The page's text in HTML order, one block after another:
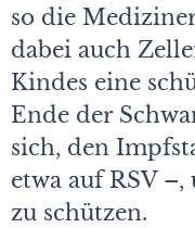
so die
dabei auch
Kindes eine
Ende der
sich, den
etwa auf RSV
zu schützen.